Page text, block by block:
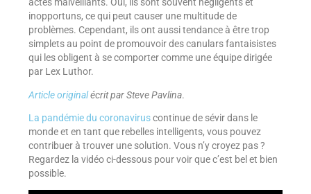
actes malveillants. Oui, ils sont souvent négligents et
inopportuns, ce qui peut causer une multitude de
problèmes. Cependant, ils ont aussi tendance à être trop
simplets au point de promouvoir des canulars fantaisistes
qui les obligent à se comporter comme une équipe dirigée
par Lex Luthor.
Article originalécrit par Steve Pavlina.
La pandémie du coronaviruscontinue de sévir dans le
monde et en tant que rebelles intelligents, vous pouvez
contribuer à trouver une solution. Vous n’y croyez pas ?
Regardez la vidéo ci-dessous pour voir que c’est bel et bien
possible.